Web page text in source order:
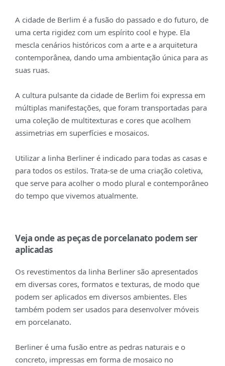
A cidade de Berlim é a fusão do passado e do futuro, de
uma certa rigidez com um espírito cool e hype. Ela
mescla cenários históricos com a arte e a arquitetura
contemporânea, dando uma ambientação única para as
suas ruas.
A cultura pulsante da cidade de Berlim foi expressa em
múltiplas manifestações, que foram transportadas para
uma coleção de multitexturas e cores que acolhem
assimetrias em superfícies e mosaicos.
Utilizar a linha Berliner é indicado para todas as casas e
para todos os estilos. Trata-se de uma criação coletiva,
que serve para acolher o modo plural e contemporâneo
do tempo que vivemos atualmente.
Veja onde as peças de porcelanato podem ser
aplicadas
Os revestimentos da linha Berliner são apresentados
em diversas cores, formatos e texturas, de modo que
podem ser aplicados em diversos ambientes. Eles
também podem ser usados para desenvolver móveis
em porcelanato.
Berliner é uma fusão entre as pedras naturais e o
concreto, impressas em forma de mosaico no